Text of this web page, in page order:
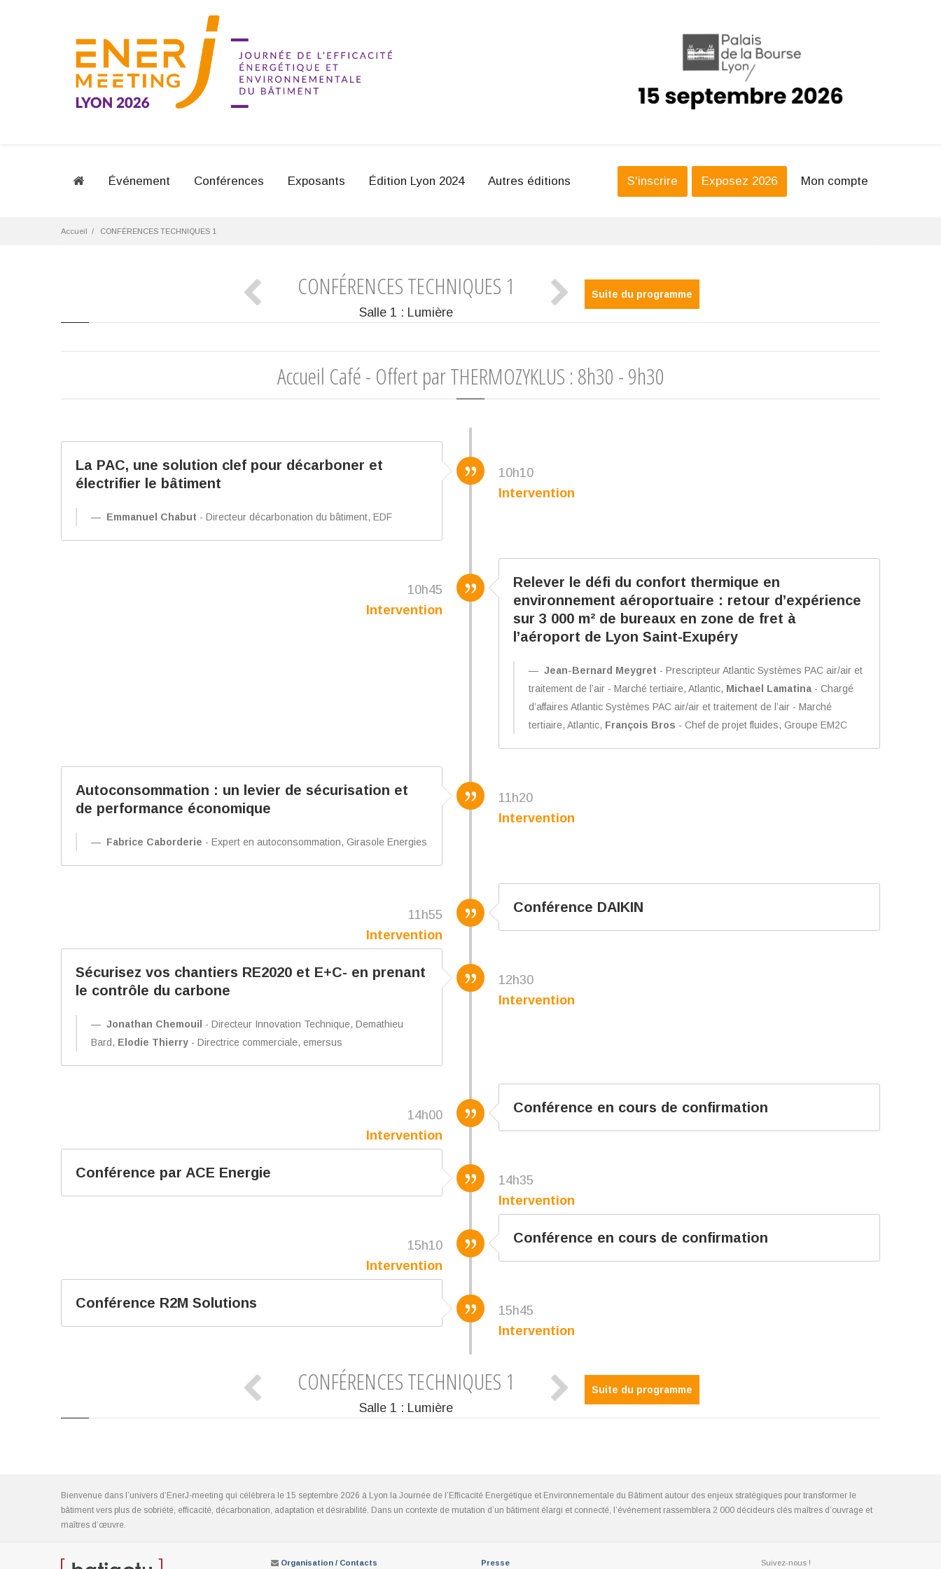
Événement Conférences Exposants Édition Lyon 2024 Autres éditions Mon compte
Exposez 2026
S'inscrire
Accueil CONFÉRENCES TECHNIQUES 1
CONFÉRENCES TECHNIQUES 1
Salle 1 : Lumière
Suite du programme
Accueil Café - Offert par THERMOZYKLUS : 8h30 - 9h30
10h10
Intervention
La PAC, une solution clef pour décarboner et
électrifier le bâtiment
Emmanuel Chabut - Directeur décarbonation du bâtiment, EDF
10h45
Intervention
Relever le défi du confort thermique en
environnement aéroportuaire : retour d’expérience
sur 3 000 m² de bureaux en zone de fret à
l’aéroport de Lyon Saint-Exupéry
Jean-Bernard Meygret - Prescripteur Atlantic Systèmes PAC air/air et
traitement de l’air - Marché tertiaire, Atlantic, Michael Lamatina - Chargé
d’affaires Atlantic Systèmes PAC air/air et traitement de l’air - Marché
tertiaire, Atlantic, François Bros - Chef de projet fluides, Groupe EM2C
11h20
Intervention
Autoconsommation : un levier de sécurisation et
de performance économique
Fabrice Caborderie - Expert en autoconsommation, Girasole Energies
11h55
Intervention
Conférence DAIKIN
12h30
Intervention
Sécurisez vos chantiers RE2020 et E+C- en prenant
le contrôle du carbone
Jonathan Chemouil
- Directeur Innovation Technique, Demathieu
Bard, Elodie Thierry - Directrice commerciale, emersus
14h00
Intervention
Conférence en cours de confirmation
14h35
Intervention
Conférence par ACE Energie
15h10
Intervention
Conférence en cours de confirmation
15h45
Intervention
Conférence R2M Solutions
CONFÉRENCES TECHNIQUES 1
Salle 1 : Lumière
Suite du programme
Bienvenue dans l’univers d’EnerJ-meeting qui célèbrera le 15 septembre 2026 à Lyon la Journée de l’Efficacité Energétique et Environnementale du Bâtiment autour des enjeux stratégiques pour transformer le
bâtiment vers plus de sobriété, efficacité, décarbonation, adaptation et désirabilité. Dans un contexte de mutation d’un bâtiment élargi et connecté, l’événement rassemblera 2 000 décideurs clés maîtres d’ouvrage et
maîtres d’œuvre.
Organisation / Contacts Presse Suivez-nous !